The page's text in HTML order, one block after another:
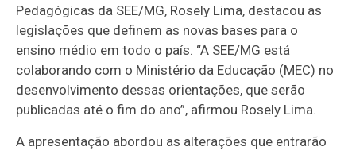
Pedagógicas da SEE/MG, Rosely Lima, destacou as
legislações que definem as novas bases para o
ensino médio em todo o país. “A SEE/MG está
colaborando com o Ministério da Educação (MEC) no
desenvolvimento dessas orientações, que serão
publicadas até o fim do ano”, afirmou Rosely Lima.
A apresentação abordou as alterações que entrarão